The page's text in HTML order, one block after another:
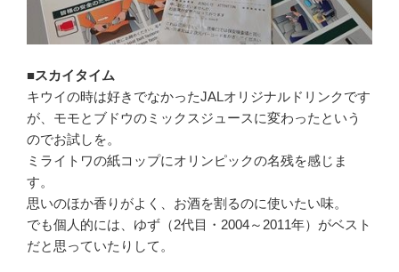
■スカイタイム
キウイの時は好きでなかったJALオリジナルドリンクです
が、モモとブドウのミックスジュースに変わったという
のでお試しを。
ミライトワの紙コップにオリンピックの名残を感じま
す。
思いのほか香りがよく、お酒を割るのに使いたい味。
でも個人的には、ゆず（2代目・2004～2011年）がベスト
だと思っていたりして。